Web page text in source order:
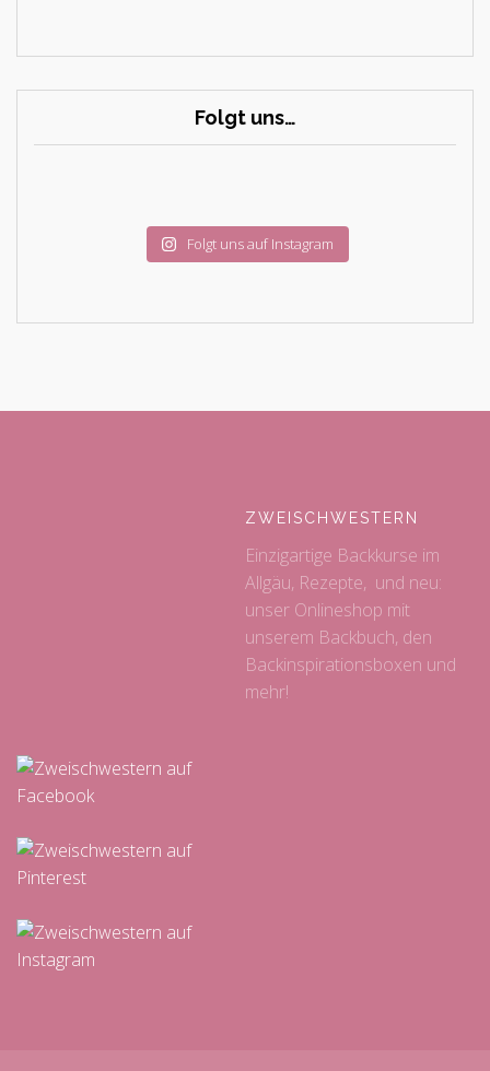
Folgt uns…
Folgt uns auf Instagram
ZWEISCHWESTERN
Einzigartige Backkurse im
Allgäu, Rezepte, und neu:
unser Onlineshop mit
unserem Backbuch, den
Backinspirationsboxen und
mehr!